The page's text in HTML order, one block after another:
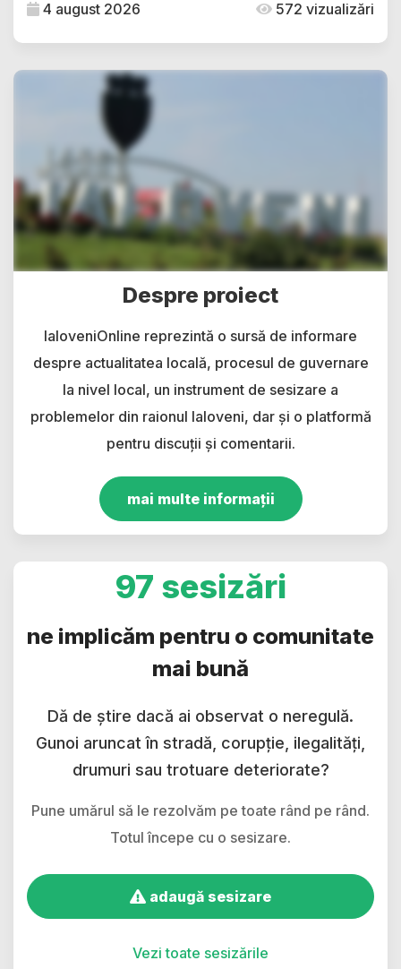
4 august 2026 572 vizualizări
Despre proiect
IaloveniOnline reprezintă o sursă de informare
despre actualitatea locală, procesul de guvernare
la nivel local, un instrument de sesizare a
problemelor din raionul Ialoveni, dar și o platformă
pentru discuții și comentarii.
mai multe informații
97 sesizări
ne implicăm pentru o comunitate
mai bună
Dă de știre dacă ai observat o neregulă.
Gunoi aruncat în stradă, corupție, ilegalități,
drumuri sau trotuare deteriorate?
Pune umărul să le rezolvăm pe toate rând pe rând.
Totul începe cu o sesizare.
adaugă sesizare
Vezi toate sesizările